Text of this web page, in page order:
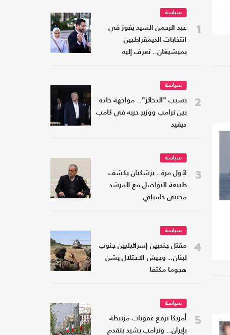
1
سياسة
عبد الرحمن السيد يفوز في
انتخابات الديمقراطيين
بميشيغان.. تعرف إليه
2
سياسة
بسبب "الذخائر".. مواجهة حادة
بين ترامب ووزير حربه في كامب
ديفيد
3
سياسة
لأول مرة.. بزشكيان يكشف
طبيعة التواصل مع المرشد
مجتبى خامنئي
4
سياسة
مقتل جنديين إسرائيليين جنوب
لبنان.. وجيش الاحتلال يشن
هجوما مكثفا
5
سياسة
أمريكا ترفع عقوبات مرتبطة
بإيران.. وترامب يشيد بتقدم